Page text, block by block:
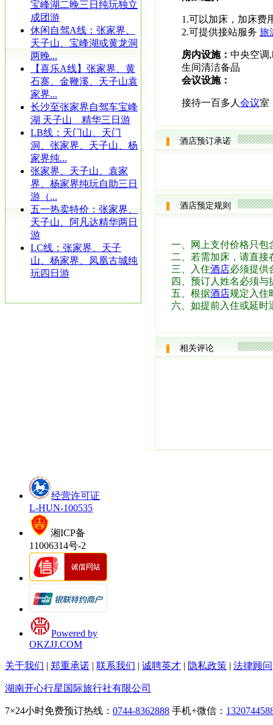
宝峰湖二晚三日纯玩独立
成团游
休闲自驾A线：张家界、
天子山、宝峰湖或黄龙洞
两晚...
【喜乐A线】张家界、黄
石寨、金鞭溪、天子山袁
家界...
长沙至张家界自驾车宝峰
湖 天子山 精华三日游
LB线：天门山、天门
洞、张家界、天子山、杨
家界纯...
张家界、天子山、袁家
界、杨家界纯玩自助三日
游（...
五一热卖特价：张家界、
天子山、阿凡达精华两日
游
LC线：张家界、天子
山、杨家界、凤凰古城纯
玩四日游
1.可以加床，加床费
2.可提供接站服务 旅
房内设施： 中央空调
生间清洁备品
会议设施：
接待一百多人 会议室
酒店预订承诺
酒店预定规则
一、网上支付价格只包
二、若需加床，请直接
三、入住酒店必须提供
四、预订人姓名必须
五、根据酒店规定入住
六、如提前入住或延时
相关评论
经营许可证
L-HUN-100535
湘ICP备
11006314号-2
Powered by
OKZJJ.COM
关于我们 | 郑重承诺 | 联系我们 | 诚聘英才 | 隐私政策 | 法律顾问
湖南开心行星国际旅行社有限公司
7×24小时免费预订热线： 0744-8362888 手机+微信：